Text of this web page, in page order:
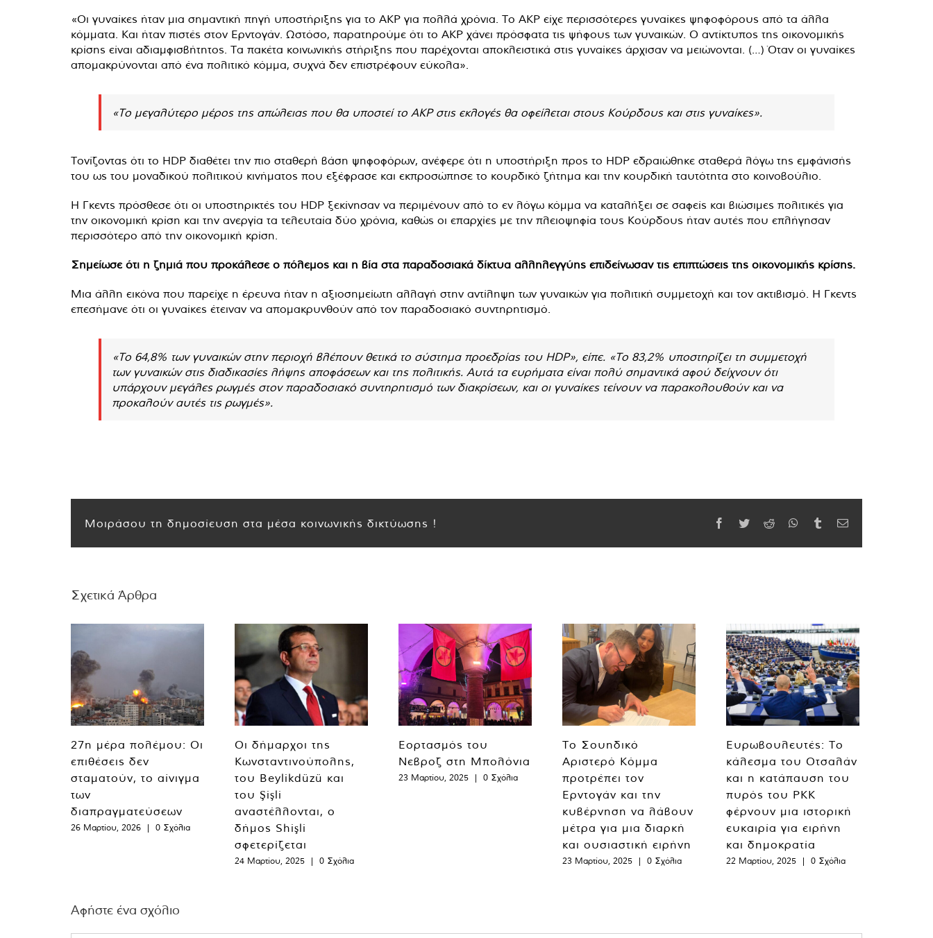
«Οι γυναίκες ήταν μια σημαντική πηγή υποστήριξης για το AKP για πολλά χρόνια. Το ΑΚΡ είχε περισσότερες γυναίκες ψηφοφόρους από τα άλλα
κόμματα. Και ήταν πιστές στον Ερντογάν. Ωστόσο, παρατηρούμε ότι το AKP χάνει πρόσφατα τις ψήφους των γυναικών. Ο αντίκτυπος της οικονομικής
κρίσης είναι αδιαμφισβήτητος. Τα πακέτα κοινωνικής στήριξης που παρέχονται αποκλειστικά στις γυναίκες άρχισαν να μειώνονται. (…) Όταν οι γυναίκες
απομακρύνονται από ένα πολιτικό κόμμα, συχνά δεν επιστρέφουν εύκολα».
«Το μεγαλύτερο μέρος της απώλειας που θα υποστεί το AKP στις εκλογές θα οφείλεται στους Κούρδους και στις γυναίκες».
Τονίζοντας ότι το HDP διαθέτει την πιο σταθερή βάση ψηφοφόρων, ανέφερε ότι η υποστήριξη προς το HDP εδραιώθηκε σταθερά λόγω της εμφάνισής
του ως του μοναδικού πολιτικού κινήματος που εξέφρασε και εκπροσώπησε το κουρδικό ζήτημα και την κουρδική ταυτότητα στο κοινοβούλιο.
Η Γκεντς πρόσθεσε ότι οι υποστηρικτές του HDP ξεκίνησαν να περιμένουν από το εν λόγω κόμμα να καταλήξει σε σαφείς και βιώσιμες πολιτικές για
την οικονομική κρίση και την ανεργία τα τελευταία δύο χρόνια, καθώς οι επαρχίες με την πλειοψηφία τους Κούρδους ήταν αυτές που επλήγησαν
περισσότερο από την οικονομική κρίση.
Σημείωσε ότι η ζημιά που προκάλεσε ο πόλεμος και η βία στα παραδοσιακά δίκτυα αλληλεγγύης επιδείνωσαν τις επιπτώσεις της οικονομικής κρίσης.
Μια άλλη εικόνα που παρείχε η έρευνα ήταν η αξιοσημείωτη αλλαγή στην αντίληψη των γυναικών για πολιτική συμμετοχή και τον ακτιβισμό. Η Γκεντς
επεσήμανε ότι οι γυναίκες έτειναν να απομακρυνθούν από τον παραδοσιακό συντηρητισμό.
«Το 64,8% των γυναικών στην περιοχή βλέπουν θετικά το σύστημα προεδρίας του HDP», είπε. «Το 83,2% υποστηρίζει τη συμμετοχή
των γυναικών στις διαδικασίες λήψης αποφάσεων και της πολιτικής. Αυτά τα ευρήματα είναι πολύ σημαντικά αφού δείχνουν ότι
υπάρχουν μεγάλες ρωγμές στον παραδοσιακό συντηρητισμό των διακρίσεων, και οι γυναίκες τείνουν να παρακολουθούν και να
προκαλούν αυτές τις ρωγμές».
Μοιράσου τη δημοσίευση στα μέσα κοινωνικής δικτύωσης ! Facebook
TwitterReddit WhatsApp
TumblrEmail
Σχετικά Άρθρα
27η μέρα πολέμου: Οι
επιθέσεις δεν
σταματούν, το αίνιγμα
των
διαπραγματεύσεων
26 Μαρτίου, 2026 | 0 Σχόλια
Οι δήμαρχοι της
Κωνσταντινούπολης,
του Beylikdüzü και
του Şişli
αναστέλλονται, ο
δήμος Shişli
σφετερίζεται
24 Μαρτίου, 2025 | 0 Σχόλια
Εορτασμός του
Νεβροζ στη Μπολόνια
23 Μαρτίου, 2025 | 0 Σχόλια
Το Σουηδικό
Αριστερό Κόμμα
προτρέπει τον
Ερντογάν και την
κυβέρνηση να λάβουν
μέτρα για μια διαρκή
και ουσιαστική ειρήνη
23 Μαρτίου, 2025 | 0 Σχόλια
Ευρωβουλευτές: Το
κάλεσμα του Οτσαλάν
και η κατάπαυση του
πυρός του PKK
φέρνουν μια ιστορική
ευκαιρία για ειρήνη
και δημοκρατία
22 Μαρτίου, 2025 | 0 Σχόλια
Αφήστε ένα σχόλιο